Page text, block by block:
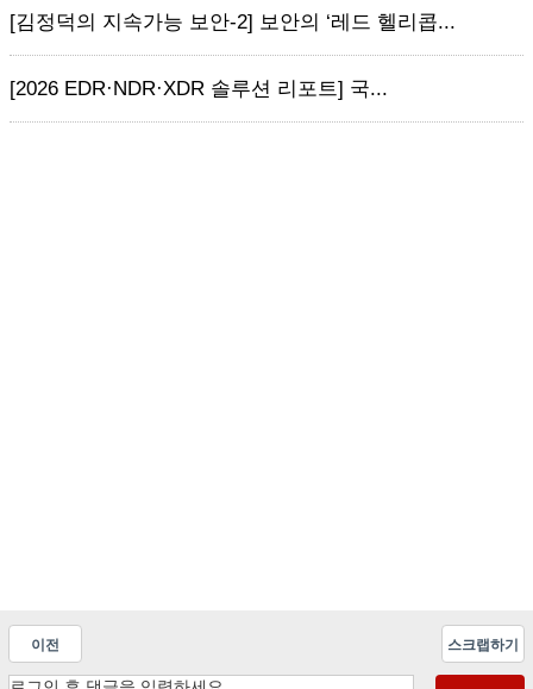
[김정덕의 지속가능 보안-2] 보안의 ‘레드 헬리콥...
[2026 EDR·NDR·XDR 솔루션 리포트] 국...
이전 스크랩하기